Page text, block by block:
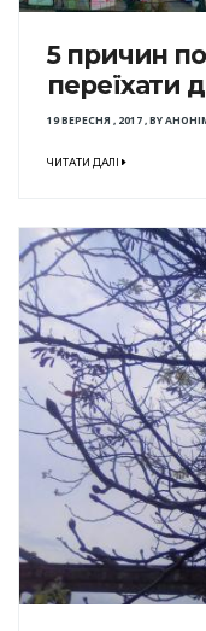
5 причин
переїхати
19 ВЕРЕСНЯ , 2017,BY
ЧИТАТИ ДАЛІ